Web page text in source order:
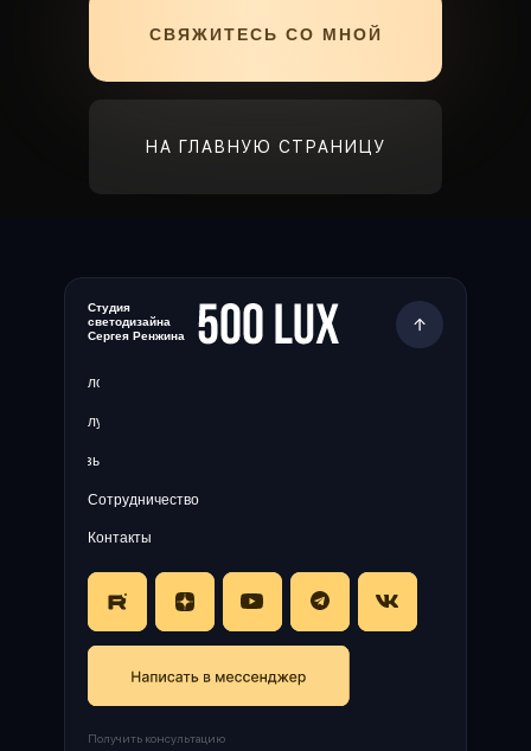
НА ГЛАВНУЮ СТРАНИЦУ
СВЯЖИТЕСЬ СО МНОЙ
Получить консультацию
Студия
светодизайна
Сергея Ренжина
Блог
Услуги
Отзывы
Сотрудничество
Контакты